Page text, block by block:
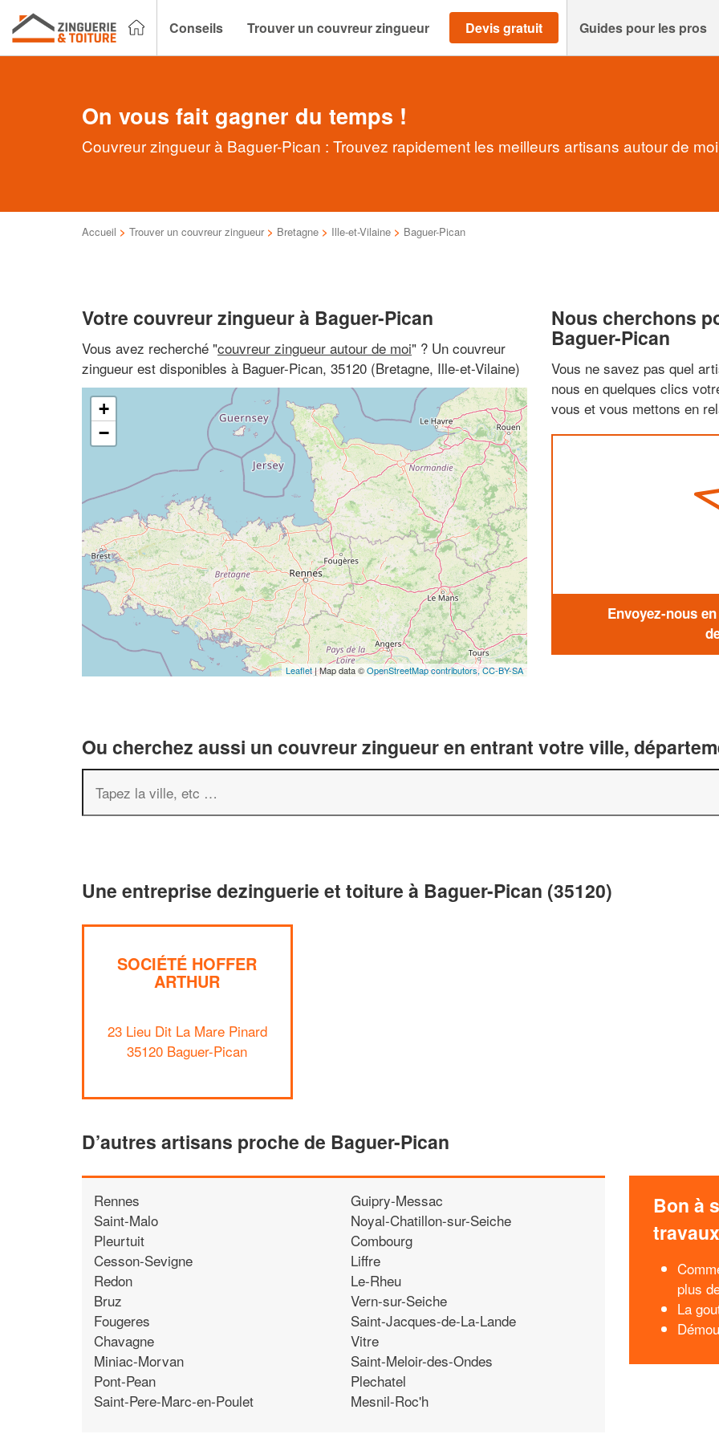
Conseils Trouver un couvreur zingueur Devis gratuit Guides pour les pros
On vous fait gagner du temps !
Couvreur zingueur à Baguer-Pican : Trouvez rapidement les meilleurs artisans autour de moi
Accueil > Trouver un couvreur zingueur > Bretagne > Ille-et-Vilaine > Baguer-Pican
Votre couvreur zingueur à Baguer-Pican
Vous avez recherché "couvreur zingueur autour de moi" ? Un couvreur
zingueur est disponibles à Baguer-Pican, 35120 (Bretagne, Ille-et-Vilaine)
+
−
Leaflet| Map data ©OpenStreetMap contributors,CC-BY-SA
Nous cherchons
Baguer-Pican
Vous ne savez pas quel
nous en quelques clics
vous et vous mettons en
Envoyez-nous
Ou cherchez aussi un couvreur zingueur en entrant votre ville,
Une entreprise dezinguerie et toiture à Baguer-Pican (35120)
SOCIÉTÉ HOFFER
ARTHUR
23 Lieu Dit La Mare Pinard
35120 Baguer-Pican
D’autres artisans proche de Baguer-Pican
Rennes
Saint-Malo
Pleurtuit
Cesson-Sevigne
Redon
Bruz
Fougeres
Chavagne
Miniac-Morvan
Pont-Pean
Saint-Pere-Marc-en-Poulet
Guipry-Messac
Noyal-Chatillon-sur-Seiche
Combourg
Liffre
Le-Rheu
Vern-sur-Seiche
Saint-Jacques-de-La-Lande
Vitre
Saint-Meloir-des-Ondes
Plechatel
Mesnil-Roc'h
Bon à
travaux
plus
La